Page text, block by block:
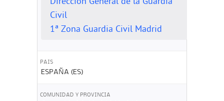
Dirección General de la Guardia
Civil
1ª Zona Guardia Civil Madrid
PAIS
ESPAÑA (ES)
COMUNIDAD Y PROVINCIA